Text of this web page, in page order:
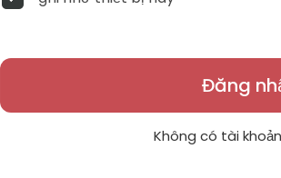
Đăng
Không có tài